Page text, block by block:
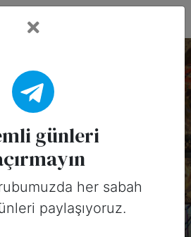
Önemli
tarihinde Avustralya
günleri
her sabah
paylaşıyoruz.